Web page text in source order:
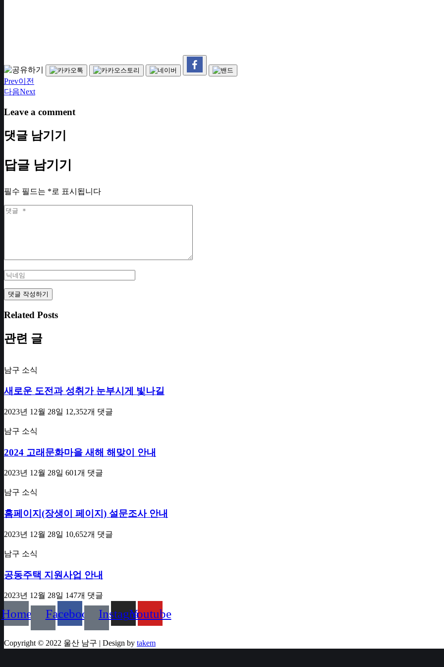
Prev이전
다음Next
Leave a comment
댓글 남기기
답글 남기기
필수 필드는 *로 표시됩니다
Related Posts
관련 글
남구 소식
새로운 도전과 성취가 눈부시게 빛나길
2023년 12월 28일 12,352개 댓글
남구 소식
2024 고래문화마을 새해 해맞이 안내
2023년 12월 28일 601개 댓글
남구 소식
홈페이지(장생이 페이지) 설문조사 안내
2023년 12월 28일 10,652개 댓글
남구 소식
공동주택 지원사업 안내
2023년 12월 28일 147개 댓글
Home Facebook InstagramYoutube
Copyright © 2022 울산 남구 | Design by takem